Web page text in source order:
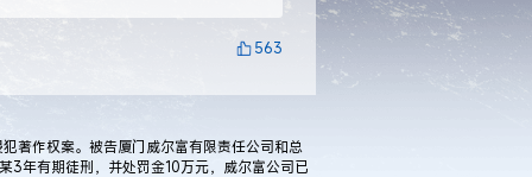
563
作权案。被告厦门威尔富有限责任公司和总
3年有期徒刑，并处罚金10万元，威尔富公司已